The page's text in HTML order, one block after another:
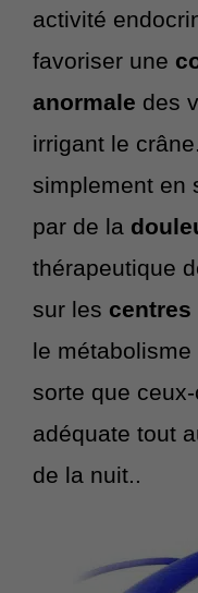
activité
favoriser une
anormale des
irrigant le
simplement en
par de la
thérapeutique
sur les centres
le
sorte que
adéquate tout
de la nuit..